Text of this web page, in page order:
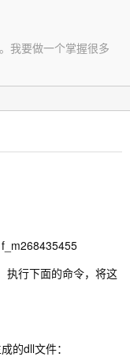
我要做一个掌握很多
执行下面的命令，将这
的dll文件：